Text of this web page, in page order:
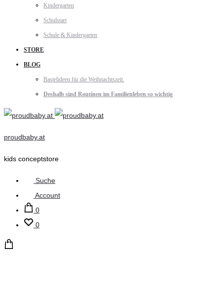
Kindergarten
Schulstart
Schule & Kindergarten
STORE
BLOG
Bastelideen für die Weihnachtszeit.
Deshalb sind Routinen im Familienleben so wichtig
proudbaby.at
kids conceptstore
Suche
Account
0
0